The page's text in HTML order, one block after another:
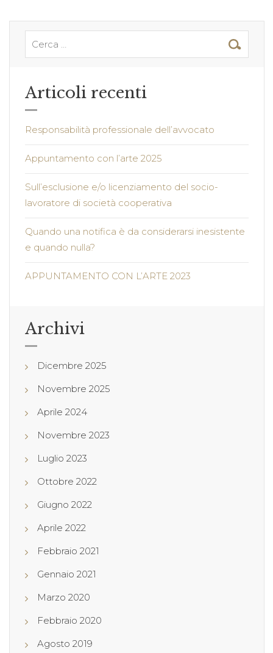
Articoli recenti
Responsabilità professionale dell’avvocato
Appuntamento con l’arte 2025
Sull’esclusione e/o licenziamento del socio-
lavoratore di società cooperativa
Quando una notifica è da considerarsi inesistente
e quando nulla?
APPUNTAMENTO CON L’ARTE 2023
Archivi
Dicembre 2025
Novembre 2025
Aprile 2024
Novembre 2023
Luglio 2023
Ottobre 2022
Giugno 2022
Aprile 2022
Febbraio 2021
Gennaio 2021
Marzo 2020
Febbraio 2020
Agosto 2019